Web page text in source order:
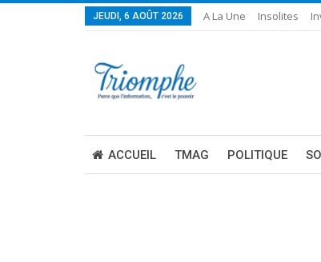
JEUDI, 6 AOÛT 2026 A La Une Insolites
ACCUEIL TMAG POLITIQUE